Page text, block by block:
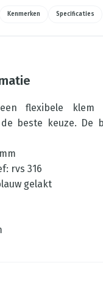
Kenmerken Specificaties
flexibele klem
beste keuze. De
rvs 316
gelakt